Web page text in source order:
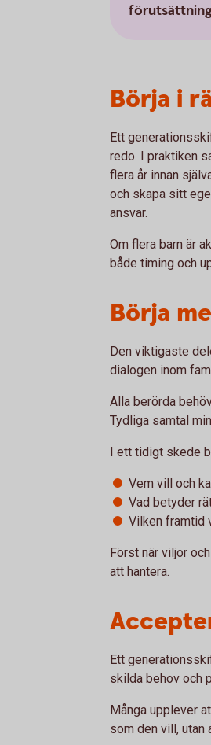
Börja i
Ett
redo. I praktiken
flera år innan
och skapa sitt
ansvar.
Om flera barn är
både timing och
Börja
Den viktigaste
dialogen inom
Alla berörda
Tydliga samtal
I ett tidigt skede
Vem vill och
Vad betyder
Vilken framtid
Först när viljor
att hantera.
Ett
skilda behov och
Många upplever
som den vill, utan